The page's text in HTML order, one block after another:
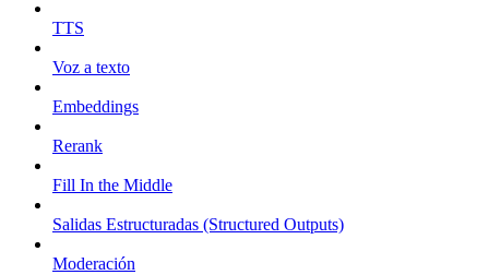
TTS
Voz a texto
Embeddings
Rerank
Fill In the Middle
Salidas Estructuradas (Structured Outputs)
Moderación